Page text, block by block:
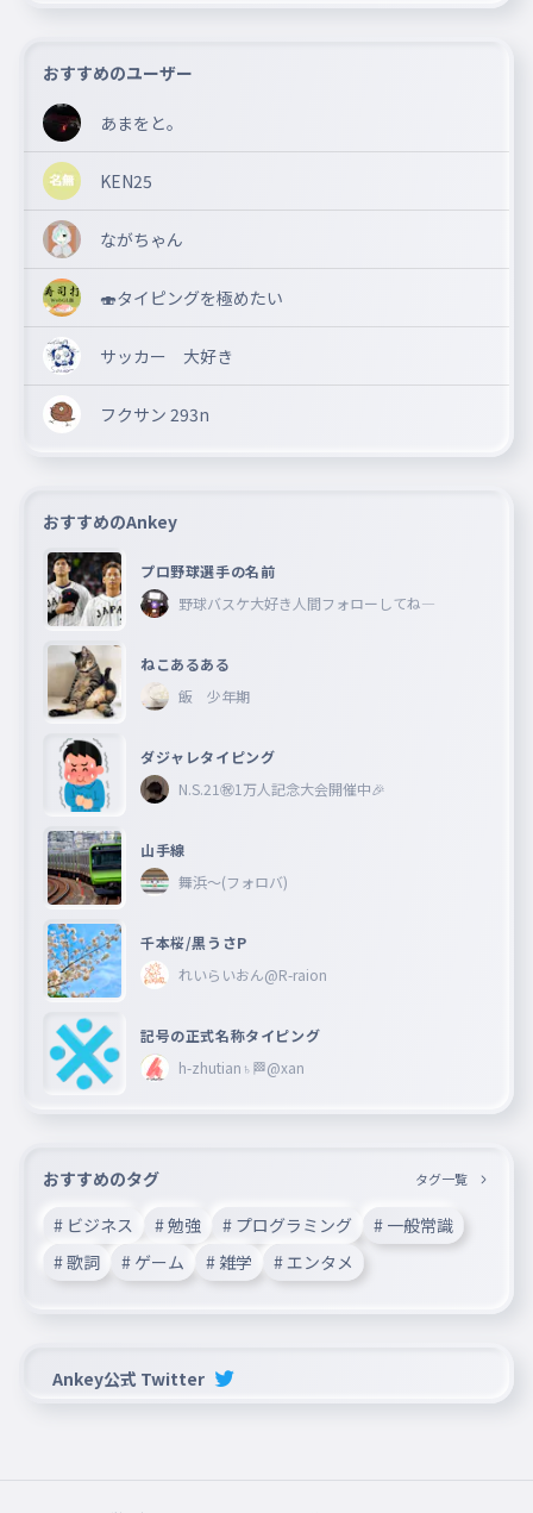
おすすめのユーザー
あまをと。
KEN25
ながちゃん
🍣タイピングを極めたい
サッカー 大好き
フクサン 293n
おすすめのAnkey
プロ野球選手の名前
野球バスケ大好き人間フォローしてね―
ねこあるある
飯 少年期
ダジャレタイピング
N.S.21㊗︎1万人記念大会開催中🎉
山手線
舞浜〜(フォロバ)
千本桜/黒うさP
れいらいおん@R-raion
記号の正式名称タイピング
h-zhutian♄🏁@xan
おすすめのタグ タグ一覧
# ビジネス # 勉強 # プログラミング
# 一般常識
# 歌詞
# ゲーム # 雑学 # エンタメ
Ankey公式 Twitter